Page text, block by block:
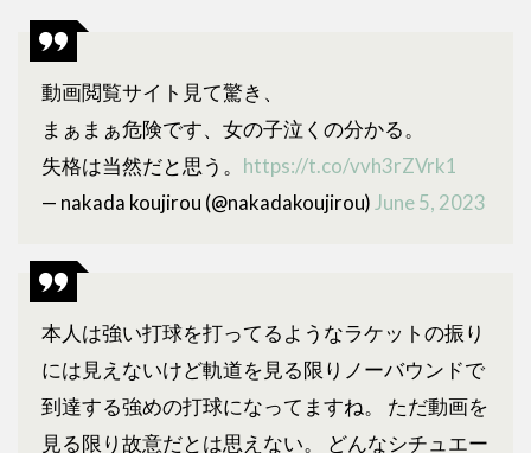
動画閲覧サイト見て驚き、
まぁまぁ危険です、女の子泣くの分かる。
失格は当然だと思う。 https://t.co/vvh3rZVrk1
— nakada koujirou (@nakadakoujirou)June 5, 2023
本人は強い打球を打ってるようなラケットの振り
には見えないけど軌道を見る限りノーバウンドで
到達する強めの打球になってますね。 ただ動画を
見る限り故意だとは思えない。 どんなシチュエー